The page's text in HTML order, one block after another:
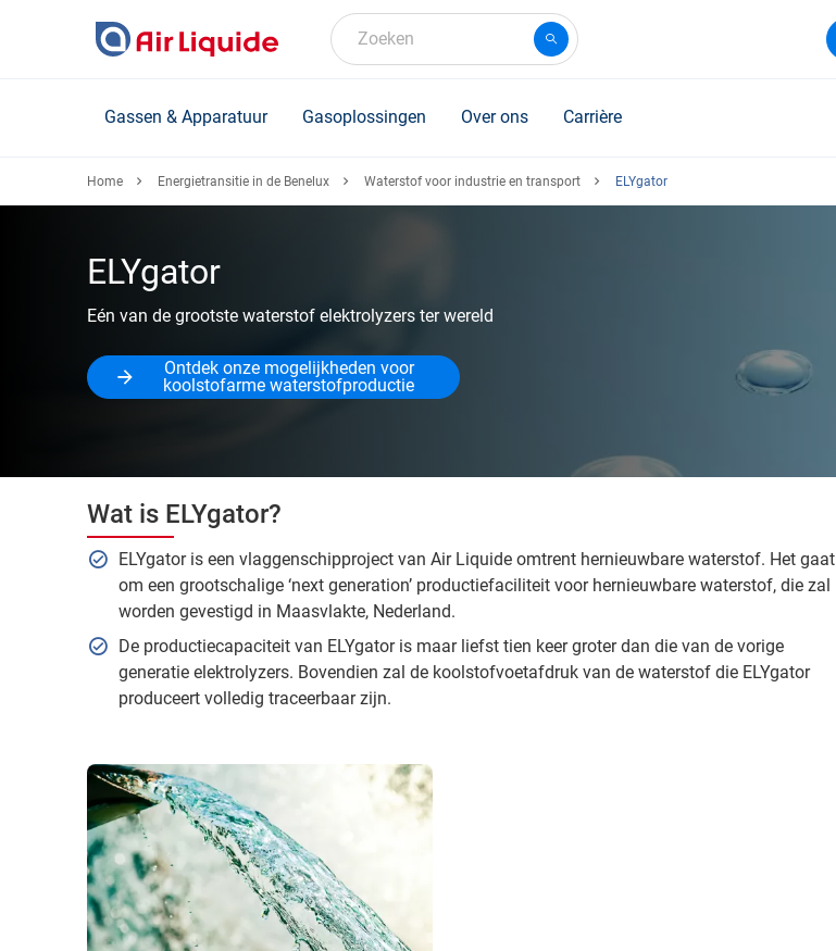
Zoeken
Gassen & Apparatuur Gasoplossingen Over ons Carrière
Home Energietransitie in de Benelux Waterstof voor industrie en transport ELYgator
ELYgator
Eén van de grootste waterstof elektrolyzers ter wereld
Ontdek onze mogelijkheden voor
koolstofarme waterstofproductie
Wat is ELYgator?
ELYgator is een vlaggenschipproject van Air Liquide omtrent hernieuwbare waterstof. Het gaat
om een grootschalige ‘next generation’ productiefaciliteit voor hernieuwbare waterstof, die zal
worden gevestigd in Maasvlakte, Nederland.
De productiecapaciteit van ELYgator is maar liefst tien keer groter dan die van de vorige
generatie elektrolyzers. Bovendien zal de koolstofvoetafdruk van de waterstof die ELYgator
produceert volledig traceerbaar zijn.